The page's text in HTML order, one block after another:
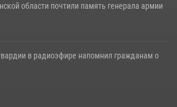
области почтили память генерала армии
в радиоэфире напомнил гражданам о